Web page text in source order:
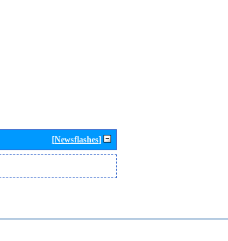
[Newsflashes]